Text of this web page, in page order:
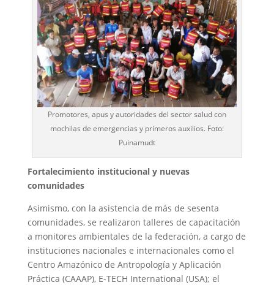
Promotores, apus y autoridades del sector salud con
mochilas de emergencias y primeros auxilios. Foto:
Puinamudt
Fortalecimiento institucional y nuevas
comunidades
Asimismo, con la asistencia de más de sesenta
comunidades, se realizaron talleres de capacitación
a monitores ambientales de la federación, a cargo de
instituciones nacionales e internacionales como el
Centro Amazónico de Antropología y Aplicación
Práctica (CAAAP), E-TECH International (USA); el